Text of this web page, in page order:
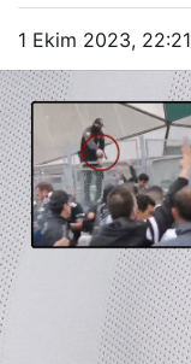
1 Ekim 2023, 22:21